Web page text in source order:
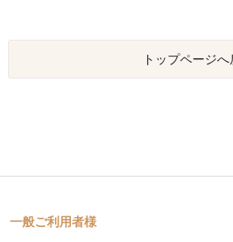
トップページへ
一般ご利用者様